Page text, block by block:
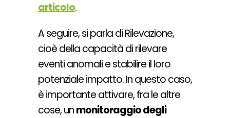
articolo.
A seguire, si parla di Rilevazione,
cioè della capacità di rilevare
eventi anomali e stabilire il loro
potenziale impatto. In questo caso,
è importante attivare, fra le altre
cose, unmonitoraggio degli